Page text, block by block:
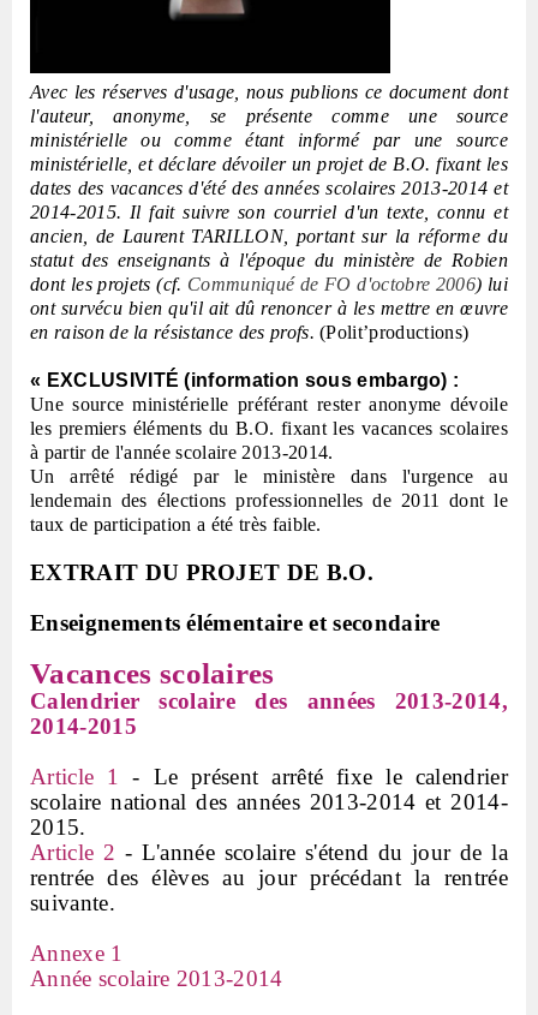
Avec les réserves d'usage, nous publions ce document dont
l'auteur, anonyme, se présente comme une source
ministérielle ou comme étant informé par une source
ministérielle, et déclare dévoiler un projet de B.O. fixant les
dates des vacances d'été des années scolaires 2013-2014 et
2014-2015. Il fait suivre son courriel d'un texte, connu et
ancien, de Laurent TARILLON, portant sur la réforme du
statut des enseignants à l'époque du ministère de Robien
dont les projets (cf. Communiqué de FO d'octobre 2006) lui
ont survécu bien qu'il ait dû renoncer à les mettre en œuvre
en raison de la résistance des profs.(Polit’productions)
« EXCLUSIVITÉ (information sous embargo) :
Une source ministérielle préférant rester anonyme dévoile
les premiers éléments du B.O. fixant les vacances scolaires
à partir de l'année scolaire 2013-2014.
Un arrêté rédigé par le ministère dans l'urgence au
lendemain des élections professionnelles de 2011 dont le
taux de participation a été très faible.
EXTRAIT DU PROJET DE B.O.
Enseignements élémentaire et secondaire
Vacances scolaires
Calendrier scolaire des années 2013-2014,
2014-2015
Article 1 - Le présent arrêté fixe le calendrier
scolaire national des années 2013-2014 et 2014-
2015.
Article 2 - L'année scolaire s'étend du jour de la
rentrée des élèves au jour précédant la rentrée
suivante.
Annexe 1
Année scolaire 2013-2014